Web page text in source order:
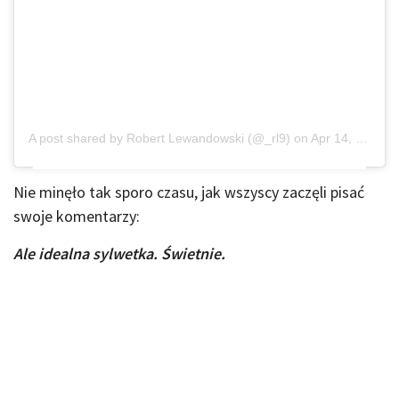
A post shared by Robert Lewandowski (@_rl9) on Apr 14, 2020 at 11:58pm PDT
Nie minęło tak sporo czasu, jak wszyscy zaczęli pisać
swoje komentarzy:
Ale idealna sylwetka. Świetnie.